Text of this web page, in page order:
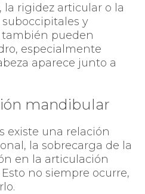
la rigidez articular o la
y
pueden
especialmente
aparece junto a
mandibular
existe una relación
la sobrecarga de la
en la articulación
no siempre ocurre,